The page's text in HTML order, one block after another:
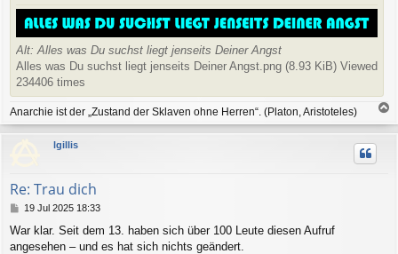
Alt: Alles was Du suchst liegt jenseits Deiner Angst
Alles was Du suchst liegt jenseits Deiner Angst.png (8.93 KiB) Viewed
234406 times
Anarchie ist der „Zustand der Sklaven ohne Herren“. (Platon, Aristoteles)
p
lgillis
Re: Trau dich
P
s
t
19 Jul 2025 18:33
War klar. Seit dem 13. haben sich über 100 Leute diesen Aufruf
angesehen – und es hat sich nichts geändert.